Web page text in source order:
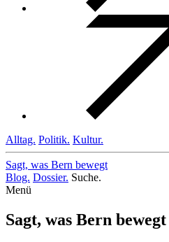
Alltag. Politik. Kultur.
Sagt, was Bern bewegt
Blog. Dossier. Suche.
Menü
Sagt, was Bern bewegt